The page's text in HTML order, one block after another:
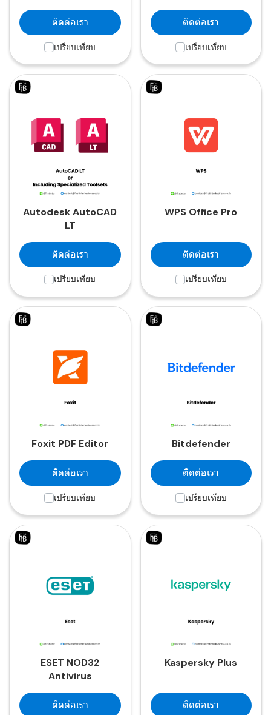
ติดต่อเรา
เปรียบเทียบ
ติดต่อเรา
เปรียบเทียบ
Autodesk AutoCAD
LT
ติดต่อเรา
เปรียบเทียบ
WPS Office Pro
ติดต่อเรา
เปรียบเทียบ
Foxit PDF Editor
ติดต่อเรา
เปรียบเทียบ
Bitdefender
ติดต่อเรา
เปรียบเทียบ
ESET NOD32
Antivirus
ติดต่อเรา
Kaspersky Plus
ติดต่อเรา